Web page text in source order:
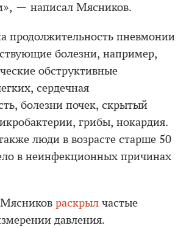
— написал Мясников.
продолжительность пневмонии
болезни, например,
обструктивные
сердечная
болезни почек, скрытый
грибы, нокардия.
люди в возрасте старше 50
в неинфекционных причинах
раскрыл частые
давления.